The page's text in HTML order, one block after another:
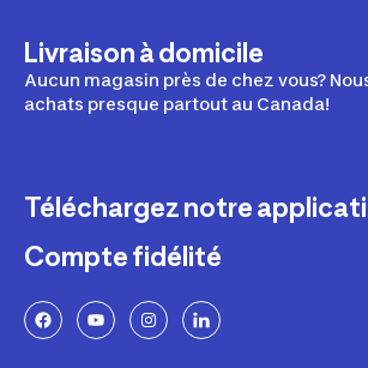
Livraison à domicile
Aucun magasin près de chez vous?
achats presque partout au Canada!
Téléchargez notre
Compte fidélité